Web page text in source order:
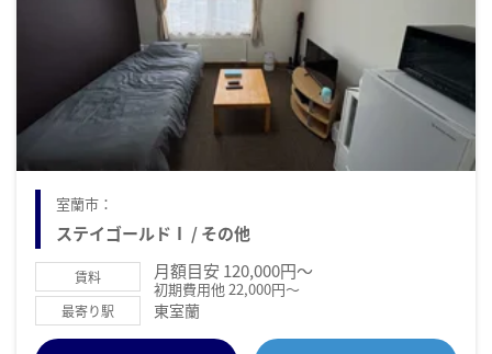
室蘭市：
ステイゴールドⅠ / その他
賃料 月額目安 120,000円～
初期費用他 22,000円～
最寄り駅 東室蘭